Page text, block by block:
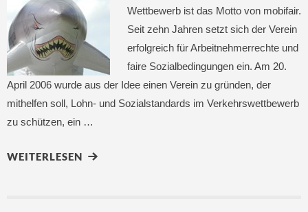
Wettbewerb ist das Motto von mobifair.
Seit zehn Jahren setzt sich der Verein
erfolgreich für Arbeitnehmerrechte und
faire Sozialbedingungen ein. Am 20.
April 2006 wurde aus der Idee einen Verein zu gründen, der
mithelfen soll, Lohn- und Sozialstandards im Verkehrswettbewerb
zu schützen, ein …
WEITERLESEN